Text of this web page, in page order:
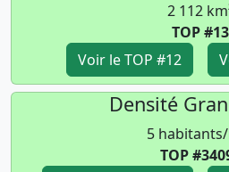
2 112
TOP #13
Voir le TOP #12
Densité
5
TOP